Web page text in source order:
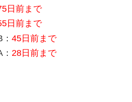
日前まで
日前まで
45日前まで
28日前まで